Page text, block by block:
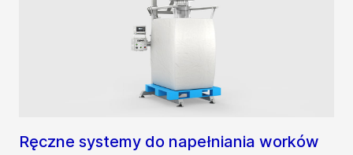
Ręczne systemy do napełniania worków